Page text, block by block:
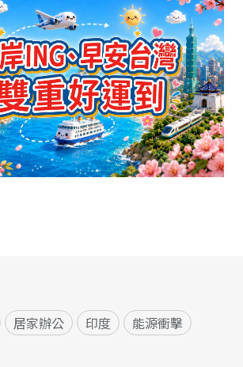
居家辦公 印度
能源衝擊